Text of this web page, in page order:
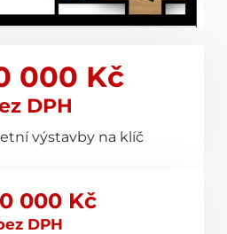
000 Kč
DPH
výstavby na klíč
000 Kč
DPH